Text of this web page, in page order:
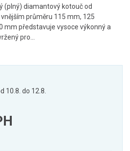
(plný) diamantový kotouč od
průměru 115 mm, 125
mm představuje vysoce výkonný a
pro...
10.8. do 12.8.